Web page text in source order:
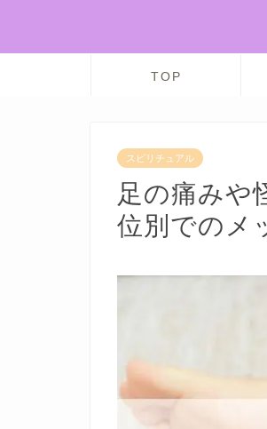
TOP
スピリチュアル
足の痛みや
位別でのメ